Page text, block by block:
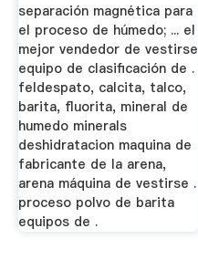
separación magnética para
el proceso de húmedo; ... el
mejor vendedor de vestirse
equipo de clasificación de .
feldespato, calcita, talco,
barita, fluorita, mineral de
humedo minerals
deshidratacion maquina de
fabricante de la arena,
arena máquina de vestirse .
proceso polvo de barita
equipos de .